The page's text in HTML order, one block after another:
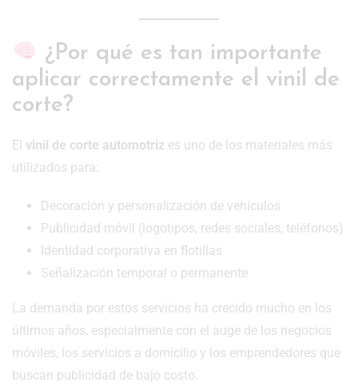
¿Por qué es tan importante
aplicar correctamente el vinil de
corte?
El vinil de corte automotriz es uno de los materiales más
utilizados para:
Decoración y personalización de vehículos
Publicidad móvil (logotipos, redes sociales, teléfonos)
Identidad corporativa en flotillas
Señalización temporal o permanente
La demanda por estos servicios ha crecido mucho en los
últimos años, especialmente con el auge de los negocios
móviles, los servicios a domicilio y los emprendedores que
buscan publicidad de bajo costo.